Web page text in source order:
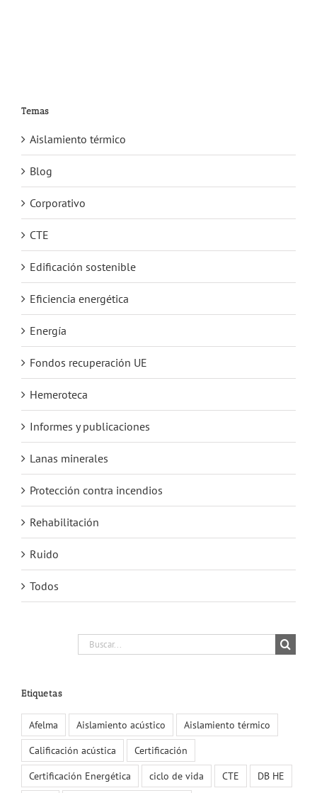
Temas
Aislamiento térmico
Blog
Corporativo
CTE
Edificación sostenible
Eficiencia energética
Energía
Fondos recuperación UE
Hemeroteca
Informes y publicaciones
Lanas minerales
Protección contra incendios
Rehabilitación
Ruido
Todos
Buscar:
Etiquetas
Afelma Aislamiento acústico
Aislamiento térmico
Calificación acústica
Certificación
Certificación Energética
ciclo de vida CTE
DB HE